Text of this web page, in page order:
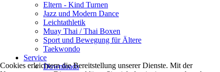
Eltern - Kind Turnen
Jazz und Modern Dance
Leichtathletik
Muay Thai / Thai Boxen
Sport und Bewegung für Ältere
Taekwondo
Service
Downloads
Cookies erleichtern die Bereitstellung unserer Dienste. Mit der